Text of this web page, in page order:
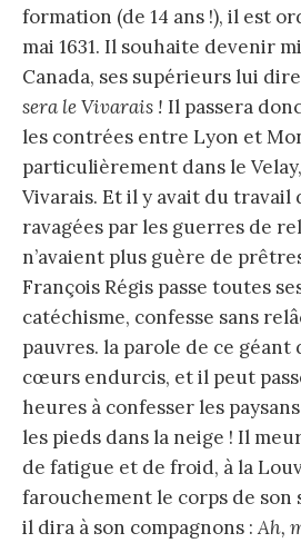
formation (de 14 ans !), il est
mai 1631. Il souhaite devenir
Canada, ses supérieurs lui
sera le Vivarais ! Il passera
les contrées entre Lyon et
particulièrement dans le
Vivarais. Et il y avait du travail
ravagées par les guerres de
n’avaient plus guère de
François Régis passe toutes
catéchisme, confesse sans
pauvres. la parole de ce géant
cœurs endurcis, et il peut
heures à confesser les
les pieds dans la neige ! Il
de fatigue et de froid, à la
farouchement le corps de son
il dira à son compagnons :Ah,